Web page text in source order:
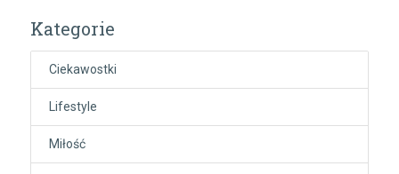
Kategorie
Ciekawostki
Lifestyle
Miłość